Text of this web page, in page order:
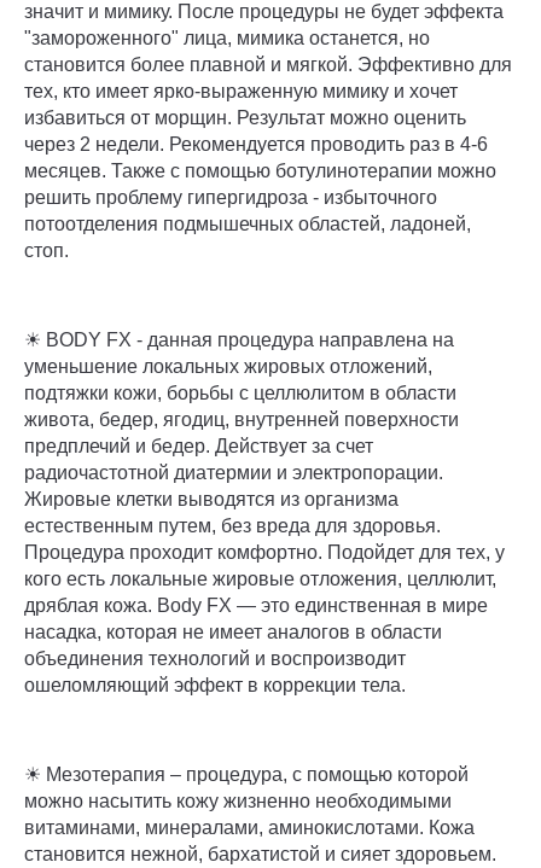
значит и мимику. После процедуры не будет эффекта
"замороженного" лица, мимика останется, но
становится более плавной и мягкой. Эффективно для
тех, кто имеет ярко-выраженную мимику и хочет
избавиться от морщин. Результат можно оценить
через 2 недели. Рекомендуется проводить раз в 4-6
месяцев. Также с помощью ботулинотерапии можно
решить проблему гипергидроза - избыточного
потоотделения подмышечных областей, ладоней,
стоп.
☀ BODY FX - данная процедура направлена на
уменьшение локальных жировых отложений,
подтяжки кожи, борьбы с целлюлитом в области
живота, бедер, ягодиц, внутренней поверхности
предплечий и бедер. Действует за счет
радиочастотной диатермии и электропорации.
Жировые клетки выводятся из организма
естественным путем, без вреда для здоровья.
Процедура проходит комфортно. Подойдет для тех, у
кого есть локальные жировые отложения, целлюлит,
дряблая кожа. Body FX — это единственная в мире
насадка, которая не имеет аналогов в области
объединения технологий и воспроизводит
ошеломляющий эффект в коррекции тела.
☀ Мезотерапия – процедура, с помощью которой
можно насытить кожу жизненно необходимыми
витаминами, минералами, аминокислотами. Кожа
становится нежной, бархатистой и сияет здоровьем.